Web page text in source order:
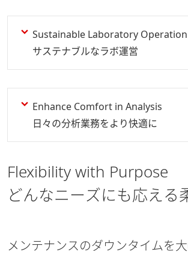
Sustainable Laboratory Operation
サステナブルなラボ運営
Enhance Comfort in Analysis
日々の分析業務をより快適に
Flexibility with Purpose
どんなニーズにも応える
メンテナンスのダウンタイムを